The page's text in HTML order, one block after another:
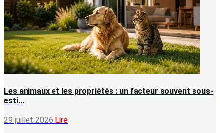
Les animaux et les propriétés : un facteur souvent sous-
esti...
29 juillet 2026 Lire